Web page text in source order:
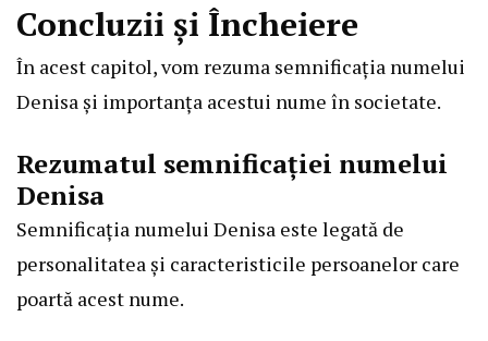
Concluzii și Încheiere
În acest capitol, vom rezuma semnificația numelui
Denisa și importanța acestui nume în societate.
Rezumatul semnificației numelui
Denisa
Semnificația numelui Denisa este legată de
personalitatea și caracteristicile persoanelor care
poartă acest nume.